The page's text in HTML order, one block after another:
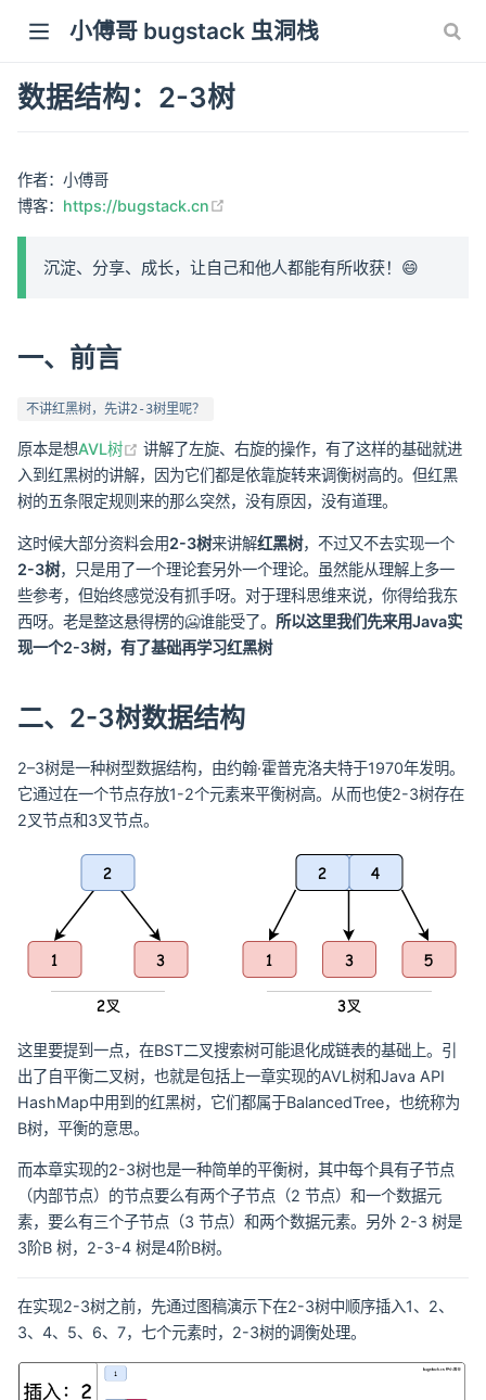
小傅哥 bugstack 虫洞栈
数据结构：2-3树
作者：小傅哥
博客： https://bugstack.cn
沉淀、分享、成长，让自己和他人都能有所收获！😄
一、前言
不讲红黑树，先讲2-3树里呢？
原本是想AVL树 (opens new window)
讲解了左旋、右旋的操作，有了这样的基础就进
入到红黑树的讲解，因为它们都是依靠旋转来调衡树高的。但红黑
树的五条限定规则来的那么突然，没有原因，没有道理。
这时候大部分资料会用2-3树来讲解红黑树，不过又不去实现一个
2-3树，只是用了一个理论套另外一个理论。虽然能从理解上多一
些参考，但始终感觉没有抓手呀。对于理科思维来说，你得给我东
西呀。老是整这悬得楞的🥶谁能受了。 所以这里我们先来用Java实
现一个2-3树，有了基础再学习红黑树
二、2-3树数据结构
2–3树是一种树型数据结构，由约翰·霍普克洛夫特于1970年发明。
它通过在一个节点存放1-2个元素来平衡树高。从而也使2-3树存在
2叉节点和3叉节点。
这里要提到一点，在BST二叉搜索树可能退化成链表的基础上。引
出了自平衡二叉树，也就是包括上一章实现的AVL树和Java API
HashMap中用到的红黑树，它们都属于BalancedTree，也统称为
B树，平衡的意思。
而本章实现的2-3树也是一种简单的平衡树，其中每个具有子节点
（内部节点）的节点要么有两个子节点（2 节点）和一个数据元
素，要么有三个子节点（3 节点）和两个数据元素。另外 2-3 树是
3阶B 树，2-3-4 树是4阶B树。
在实现2-3树之前，先通过图稿演示下在2-3树中顺序插入1、2、
3、4、5、6、7，七个元素时，2-3树的调衡处理。